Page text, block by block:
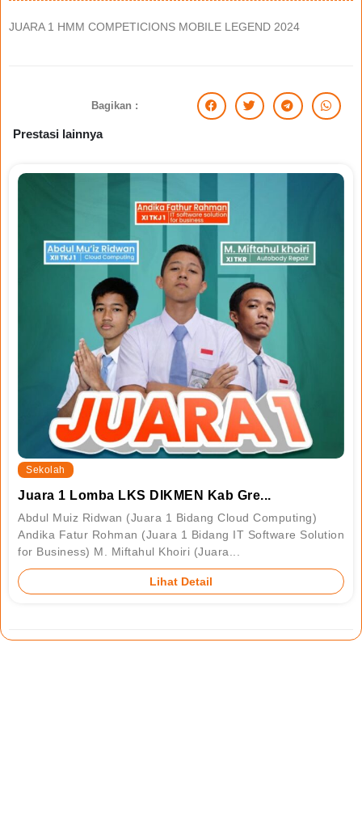
JUARA 1 HMM COMPETICIONS MOBILE LEGEND 2024
Bagikan :
Prestasi lainnya
Sekolah
Juara 1 Lomba LKS DIKMEN Kab Gre...
Abdul Muiz Ridwan (Juara 1 Bidang Cloud Computing)
Andika Fatur Rohman (Juara 1 Bidang IT Software Solution
for Business) M. Miftahul Khoiri (Juara...
Lihat Detail